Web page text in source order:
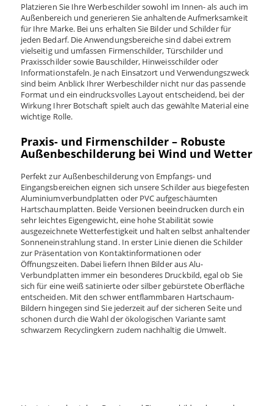
Platzieren Sie Ihre Werbeschilder sowohl im Innen- als auch im
Außenbereich und generieren Sie anhaltende Aufmerksamkeit
für Ihre Marke. Bei uns erhalten Sie Bilder und Schilder für
jeden Bedarf. Die Anwendungsbereiche sind dabei extrem
vielseitig und umfassen Firmenschilder, Türschilder und
Praxisschilder sowie Bauschilder, Hinweisschilder oder
Informationstafeln. Je nach Einsatzort und Verwendungszweck
sind beim Anblick Ihrer Werbeschilder nicht nur das passende
Format und ein eindrucksvolles Layout entscheidend, bei der
Wirkung Ihrer Botschaft spielt auch das gewählte Material eine
wichtige Rolle.
Praxis- und Firmenschilder – Robuste
Außenbeschilderung bei Wind und Wetter
Perfekt zur Außenbeschilderung von Empfangs- und
Eingangsbereichen eignen sich unsere Schilder aus biegefesten
Aluminiumverbundplatten oder PVC aufgeschäumten
Hartschaumplatten. Beide Versionen beeindrucken durch ein
sehr leichtes Eigengewicht, eine hohe Stabilität sowie
ausgezeichnete Wetterfestigkeit und halten selbst anhaltender
Sonneneinstrahlung stand. In erster Linie dienen die Schilder
zur Präsentation von Kontaktinformationen oder
Öffnungszeiten. Dabei liefern Ihnen Bilder aus Alu-
Verbundplatten immer ein besonderes Druckbild, egal ob Sie
sich für eine weiß satinierte oder silber gebürstete Oberfläche
entscheiden. Mit den schwer entflammbaren Hartschaum-
Bildern hingegen sind Sie jederzeit auf der sicheren Seite und
schonen durch die Wahl der ökologischen Variante samt
schwarzem Recyclingkern zudem nachhaltig die Umwelt.